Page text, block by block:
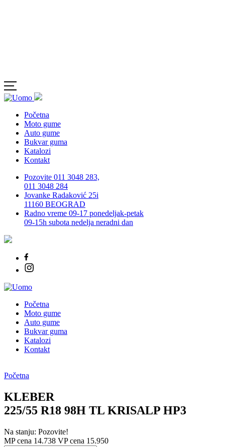
Početna
Moto gume
Auto gume
Bukvar guma
Katalozi
Kontakt
Pozovite 011 3048 283,
011 3048 284
Jovanke Radaković 25i
11160 BEOGRAD
Radno vreme 09-17 ponedeljak-petak
09-15h subota nedelja neradni dan
Početna
Moto gume
Auto gume
Bukvar guma
Katalozi
Kontakt
Početna
KLEBER
225/55 R18 98H TL KRISALP HP3
Na stanju: Pozovite!
MP cena 14.738 VP cena 15.950